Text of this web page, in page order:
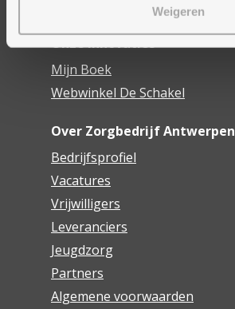
Weigeren
Onze innovaties
Mijn Boek
Webwinkel De Schakel
Over Zorgbedrijf Antwerpen
Bedrijfsprofiel
Vacatures
Vrijwilligers
Leveranciers
Jeugdzorg
Partners
Algemene voorwaarden